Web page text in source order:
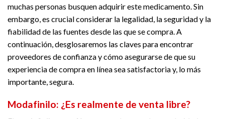
muchas personas busquen adquirir este medicamento. Sin
embargo, es crucial considerar la legalidad, la seguridad y la
fiabilidad de las fuentes desde las que se compra. A
continuación, desglosaremos las claves para encontrar
proveedores de confianza y cómo asegurarse de que su
experiencia de compra en línea sea satisfactoria y, lo más
importante, segura.
Modafinilo: ¿Es realmente de venta libre?